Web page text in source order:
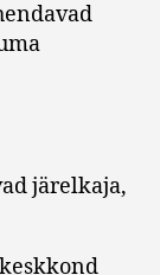
järelkaja,